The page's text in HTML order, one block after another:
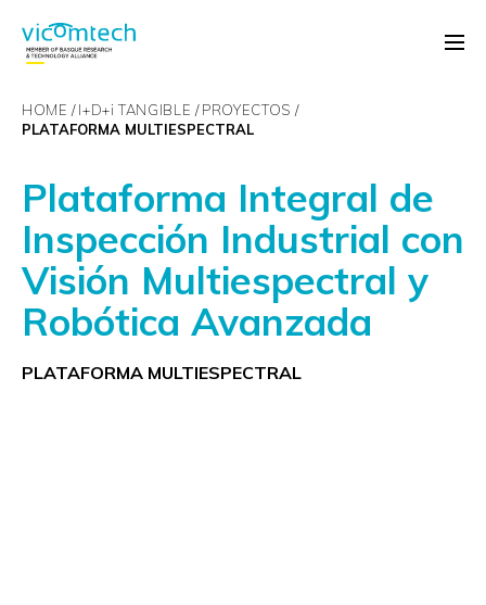
HOME I+D+i TANGIBLE PROYECTOS
PLATAFORMA MULTIESPECTRAL
Plataforma Integral de
Inspección Industrial con
Visión Multiespectral y
Robótica Avanzada
PLATAFORMA MULTIESPECTRAL